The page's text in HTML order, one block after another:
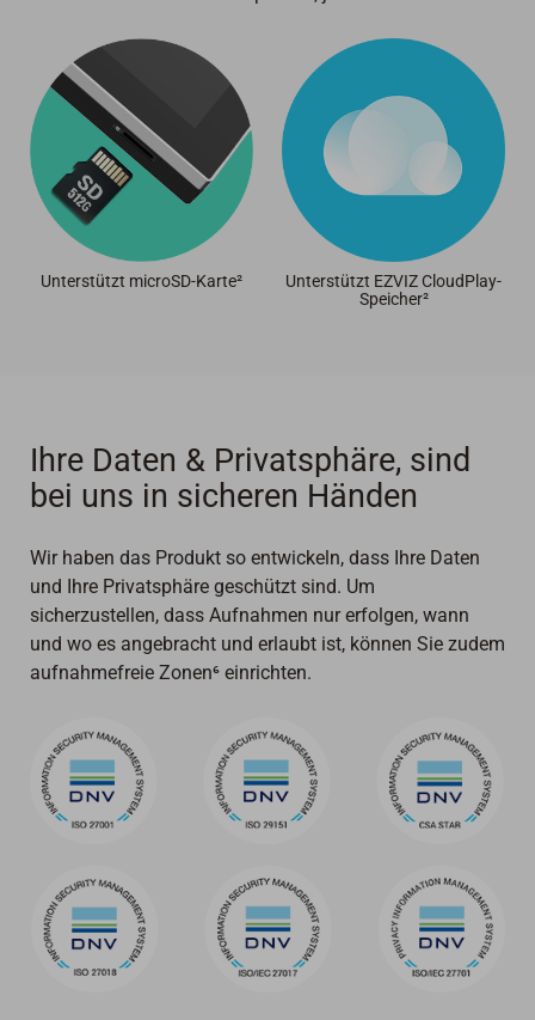
Unterstützt microSD-Karte²
Unterstützt EZVIZ CloudPlay-
Speicher²
Ihre Daten & Privatsphäre, sind
bei uns in sicheren Händen
Wir haben das Produkt so entwickeln, dass Ihre Daten
und Ihre Privatsphäre geschützt sind. Um
sicherzustellen, dass Aufnahmen nur erfolgen, wann
und wo es angebracht und erlaubt ist, können Sie zudem
aufnahmefreie Zonen⁶ einrichten.